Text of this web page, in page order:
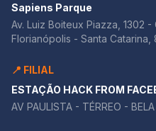
Sapiens Parque
Av. Luiz Boiteux Piazza, 1302
Florianópolis - Santa
📍 FILIAL
ESTAÇÃO HACK FROM
AV PAULISTA - TÉRREO -